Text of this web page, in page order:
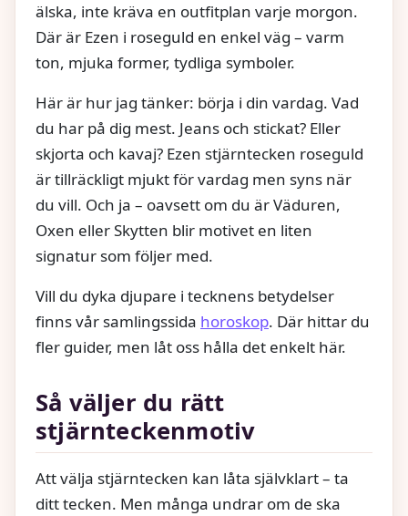
älska, inte kräva en outfitplan varje morgon.
Där är Ezen i roseguld en enkel väg – varm
ton, mjuka former, tydliga symboler.
Här är hur jag tänker: börja i din vardag. Vad
du har på dig mest. Jeans och stickat? Eller
skjorta och kavaj? Ezen stjärntecken roseguld
är tillräckligt mjukt för vardag men syns när
du vill. Och ja – oavsett om du är Väduren,
Oxen eller Skytten blir motivet en liten
signatur som följer med.
Vill du dyka djupare i tecknens betydelser
finns vår samlingssida horoskop. Där hittar du
fler guider, men låt oss hålla det enkelt här.
Så väljer du rätt
stjärnteckenmotiv
Att välja stjärntecken kan låta självklart – ta
ditt tecken. Men många undrar om de ska